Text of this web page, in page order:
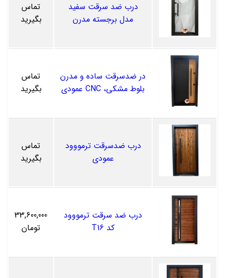
درب ضد سرقت سفید
مدل برجسته مدرن
تماس
بگیرید
در ضدسرقت ساده و مدرن
بلوط مشکی، CNC عمودی
تماس
بگیرید
درب ضدسرقت ترمووود
عمودی
تماس
بگیرید
درب ضد سرقت ترمووود
کد T16
33,600,000
تومان